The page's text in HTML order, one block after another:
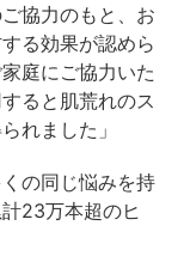
協力のもと、お
る効果が認めら
庭にご協力いた
ると肌荒れのス
れました」
の同じ悩みを持
23万本超のヒ